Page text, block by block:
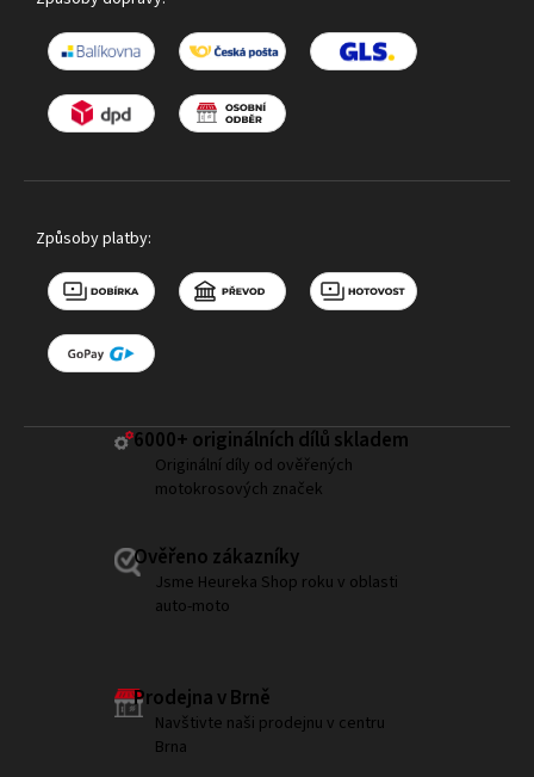
Způsoby platby:
6000+ ​originálních dílů skladem
Originální díly od ověřených
motokrosových značek
Ověřeno zákazníky
Jsme Heureka Shop roku v oblasti
auto-moto
Prodejna v Brně
Navštivte naši prodejnu v centru
Brna